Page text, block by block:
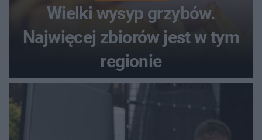
Wielki wysyp grzybów.
Najwięcej zbiorów jest w tym
regionie